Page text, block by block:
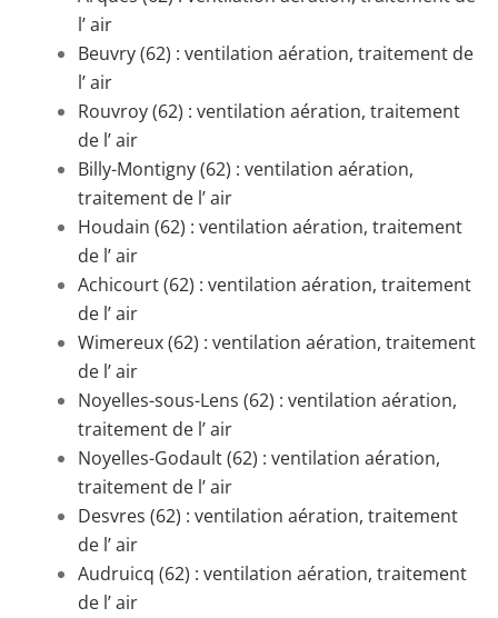
l’ air
Beuvry (62) : ventilation aération, traitement de
l’ air
Rouvroy (62) : ventilation aération, traitement
de l’ air
Billy-Montigny (62) : ventilation aération,
traitement de l’ air
Houdain (62) : ventilation aération, traitement
de l’ air
Achicourt (62) : ventilation aération, traitement
de l’ air
Wimereux (62) : ventilation aération, traitement
de l’ air
Noyelles-sous-Lens (62) : ventilation aération,
traitement de l’ air
Noyelles-Godault (62) : ventilation aération,
traitement de l’ air
Desvres (62) : ventilation aération, traitement
de l’ air
Audruicq (62) : ventilation aération, traitement
de l’ air